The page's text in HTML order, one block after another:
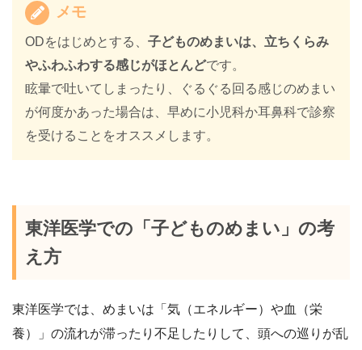
メモ
ODをはじめとする、 子どものめまいは、立ちくらみ
やふわふわする感じがほとんどです。
眩暈で吐いてしまったり、ぐるぐる回る感じのめまい
が何度かあった場合は、早めに小児科か耳鼻科で診察
を受けることをオススメします。
東洋医学での「子どものめまい」の考
え方
東洋医学では、めまいは「気（エネルギー）や血（栄
養）」の流れが滞ったり不足したりして、頭への巡りが乱